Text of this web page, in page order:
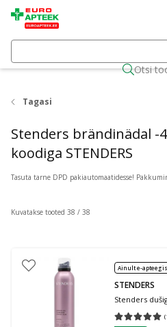
Otsi
Tagasi
Stenders brändinädal -
koodiga STENDERS
Kuvatakse tooted 38 / 38
Ainult e-apteegis
STENDERS
Stenders
(
Keskmine